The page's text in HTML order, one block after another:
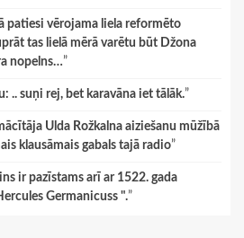
patiesi vērojama liela reformēto
tas lielā mērā varētu būt Džona
nopelns…”
.. suņi rej, bet karavāna iet tālāk.”
Ulda Rožkalna aiziešanu mūžībā
klausāmais gabals tajā radio”
ir pazīstams arī ar 1522. gada
Germanicuss ".”